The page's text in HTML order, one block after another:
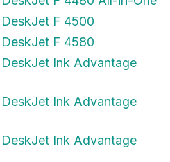
F 4500
F 4580
Ink Advantage
Ink Advantage
Ink Advantage